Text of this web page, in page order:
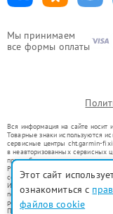
Мы принимаем
все формы оплаты
Вся информация на сайте носит
Товарные знаки используются
сервисные центры cht.garmin-
в неавторизованных сервисных
правообладателями товарных
Ремонт осуществляется для
со статьей 1487 ГК РФ.
Использование товарных знаков
потребителей в заблуждение, а
ремонту техники указанных
Представленная на сайте
Этот сайт
ознакомиться с
файлов cookie